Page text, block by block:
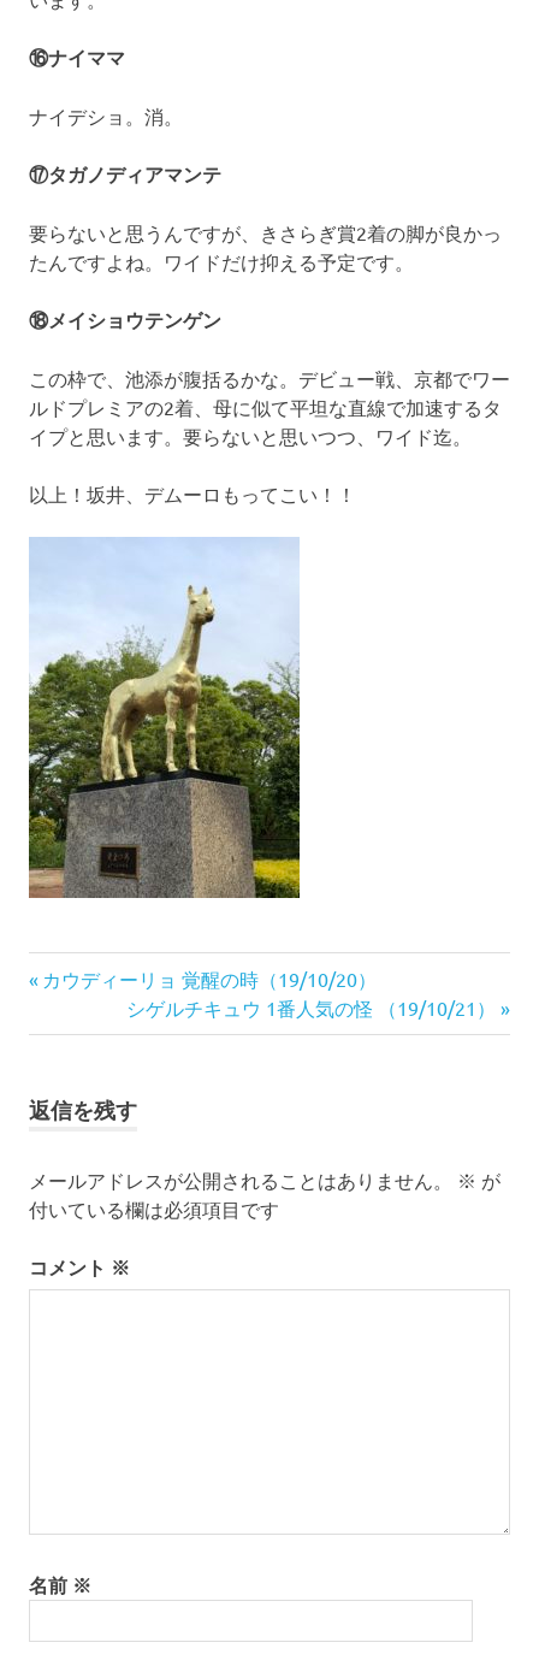
⑯ナイママ
ナイデショ。消。
⑰タガノディアマンテ
要らないと思うんですが、きさらぎ賞2着の脚が良かっ
たんですよね。ワイドだけ抑える予定です。
⑱メイショウテンゲン
この枠で、池添が腹括るかな。デビュー戦、京都でワー
ルドプレミアの2着、母に似て平坦な直線で加速するタ
イプと思います。要らないと思いつつ、ワイド迄。
以上！坂井、デムーロもってこい！！
投
稿
ビ
ー
ョ
前
記
カウディーリョ 覚醒の時（19/10/20）
次
の
シゲルチキュウ 1番人気の怪 （19/10/21）
返信を残す
メールアドレスが公開されることはありません。 ※ が
付いている欄は必須項目です
コメント ※
名前 ※